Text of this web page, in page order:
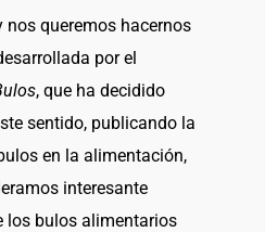
nos queremos hacernos
por el
, que ha decidido
sentido, publicando la
en la alimentación,
interesante
los bulos alimentarios